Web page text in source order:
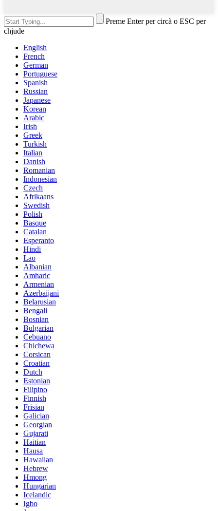
Preme Enter per circà o ESC per
chjude
English
French
German
Portuguese
Spanish
Russian
Japanese
Korean
Arabic
Irish
Greek
Turkish
Italian
Danish
Romanian
Indonesian
Czech
Afrikaans
Swedish
Polish
Basque
Catalan
Esperanto
Hindi
Lao
Albanian
Amharic
Armenian
Azerbaijani
Belarusian
Bengali
Bosnian
Bulgarian
Cebuano
Chichewa
Corsican
Croatian
Dutch
Estonian
Filipino
Finnish
Frisian
Galician
Georgian
Gujarati
Haitian
Hausa
Hawaiian
Hebrew
Hmong
Hungarian
Icelandic
Igbo